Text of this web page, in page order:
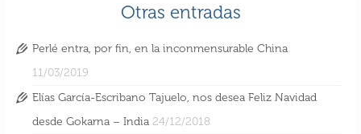
Otras entradas
Perlé entra, por fin, en la inconmensurable China
11/03/2019
Elías García-Escribano Tajuelo, nos desea Feliz Navidad
desde Gokarna – India 24/12/2018